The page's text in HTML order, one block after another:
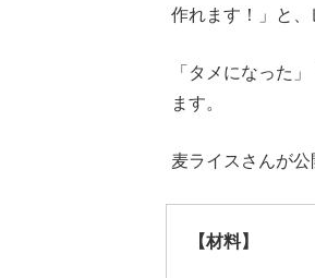
作れます！」と、
「タメになった
ます。
麦ライスさんが公
【材料】